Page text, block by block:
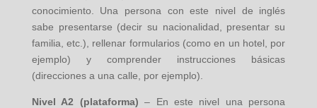
conocimiento. Una persona con este nivel de inglés
sabe presentarse (decir su nacionalidad, presentar su
familia, etc.), rellenar formularios (como en un hotel, por
ejemplo) y comprender instrucciones básicas
(direcciones a una calle, por ejemplo).
Nivel A2 (plataforma) – En este nivel una persona